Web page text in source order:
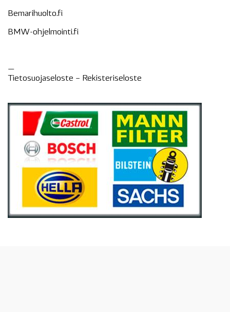
Bemarihuolto.fi
BMW-ohjelmointi.fi
—
Tietosuojaseloste – Rekisteriseloste